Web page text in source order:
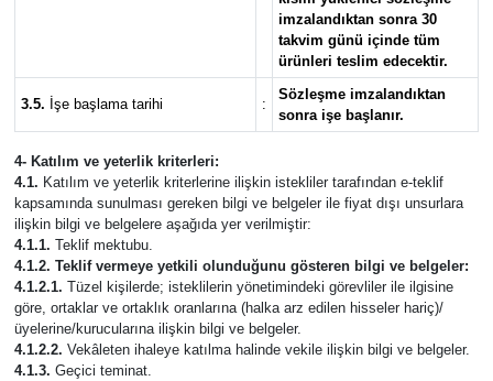
imzalandıktan sonra 30
takvim günü içinde tüm
ürünleri teslim edecektir.
3.5. İşe başlama tarihi :
Sözleşme imzalandıktan
sonra işe başlanır.
4- Katılım ve yeterlik kriterleri:
4.1. Katılım ve yeterlik kriterlerine ilişkin istekliler tarafından e-teklif
kapsamında sunulması gereken bilgi ve belgeler ile fiyat dışı unsurlara
ilişkin bilgi ve belgelere aşağıda yer verilmiştir:
4.1.1. Teklif mektubu.
4.1.2. Teklif vermeye yetkili olunduğunu gösteren bilgi ve belgeler:
4.1.2.1. Tüzel kişilerde; isteklilerin yönetimindeki görevliler ile ilgisine
göre, ortaklar ve ortaklık oranlarına (halka arz edilen hisseler hariç)/
üyelerine/kurucularına ilişkin bilgi ve belgeler.
4.1.2.2. Vekâleten ihaleye katılma halinde vekile ilişkin bilgi ve belgeler.
4.1.3. Geçici teminat.